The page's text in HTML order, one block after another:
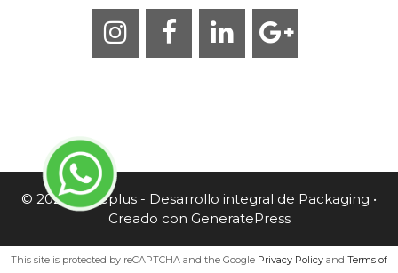
© 2026 Caneplus - Desarrollo integral de Packaging •
Creado con GeneratePress
This site is protected by reCAPTCHA and the Google Privacy Policy and Terms of